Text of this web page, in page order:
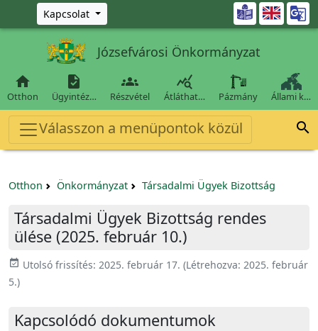
Ugrás a fő tartalomra
Kapcsolat 
Józsefvárosi Önkormányzat

Otthon

Ügyintéz…

Részvétel

Átláthat… Pázmány Állami k…
Válasszon a menüpontok közül 
Otthon Önkormányzat Társadalmi Ügyek Bizottság
Társadalmi Ügyek Bizottság rendes
ülése (2025. február 10.)
event_available Utolsó frissítés: 2025. február 17. (Létrehozva: 2025. február
5.)
Kapcsolódó dokumentumok